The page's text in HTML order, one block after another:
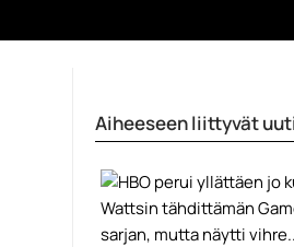
Aiheeseen liittyvät